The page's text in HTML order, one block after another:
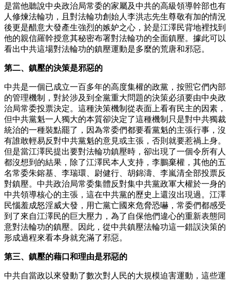
是當他聽說中央政治局常委的家屬及中共的高級領導幹部也有
人修煉法輪功，且對法輪功創始人李洪志先生尊敬有加的情況
後更是醋意大發產生強烈的嫉妒之心，於是江澤民背地裡找到
他的親信羅幹授意其秘密布署對法輪功的全面鎮壓。據此可以
看出中共這場對法輪功的鎮壓運動是多麼的荒唐和邪惡。
第二、鎮壓的決策是邪惡的
中共是一個已成立一百多年的高度集權的政黨，按照它們內部
的管理機制，對於涉及到全黨重大問題的決策必須要由中央政
治局常委投票決定。這種決策機制從表面上看有民主的因素，
但中共黨魁一人獨大的本質卻決定了這種機制只是對中共獨裁
統治的一種裝點罷了，因為常委們都要看黨魁的主張行事，沒
有誰敢輕易反對中共黨魁的意見或主張，否則就要惹禍上身。
但是當江澤民提出要對法輪功鎮壓時，卻出現了一個令所有人
都沒想到的結果，除了江澤民本人支持，李鵬棄權，其他的五
名常委朱鎔基、李瑞環、尉健行、胡錦濤、李嵐清全部投票反
對鎮壓。中共政治局常委集體反對集中共黨政軍大權於一身的
中共領導核心的主張，這在中共黨的歷史上還沒出現過。江澤
民惱羞成怒淫威大發，用亡黨亡國來危脅恐嚇，常委們都感受
到了來自江澤民的巨大壓力，為了自保他們違心的重新表態同
意對法輪功的鎮壓。因此，從中共鎮壓法輪功這一錯誤決策的
形成過程來看本身就充滿了邪惡。
第三、鎮壓的藉口和理由是邪惡的
中共自當政以來發動了數次對人民的大規模迫害運動，這些運